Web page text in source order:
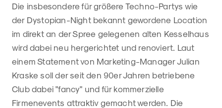
Die insbesondere für größere Techno-Partys wie
der Dystopian-Night bekannt gewordene Location
im direkt an der Spree gelegenen alten Kesselhaus
wird dabei neu hergerichtet und renoviert. Laut
einem Statement von Marketing-Manager Julian
Kraske soll der seit den 90er Jahren betriebene
Club dabei "fancy" und für kommerzielle
Firmenevents attraktiv gemacht werden. Die